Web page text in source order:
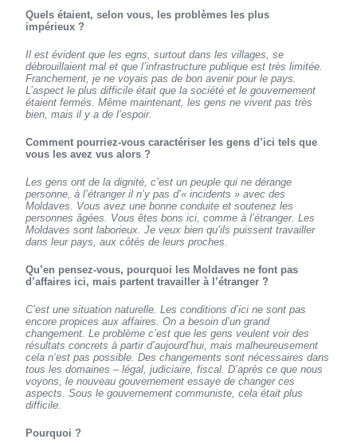
Quels étaient, selon vous, les problèmes les plus
impérieux ?
Il est évident que les egns, surtout dans les villages, se
débrouillaient mal et que l’infrastructure publique est très limitée.
Franchement, je ne voyais pas de bon avenir pour le pays.
L’aspect le plus difficile était que la société et le gouvernement
étaient fermés. Même maintenant, les gens ne vivent pas très
bien, mais il y a de l’espoir.
Comment pourriez-vous caractériser les gens d’ici tels que
vous les avez vus alors ?
Les gens ont de la dignité, c’est un peuple qui ne dérange
personne, à l’étranger il n’y pas d’« incidents » avec des
Moldaves. Vous avez une bonne conduite et soutenez les
personnes âgées. Vous êtes bons ici, comme à l’étranger. Les
Moldaves sont laborieux. Je veux bien qu’ils puissent travailler
dans leur pays, aux côtés de leurs proches.
Qu’en pensez-vous, pourquoi les Moldaves ne font pas
d’affaires ici, mais partent travailler à l’étranger ?
C’est une situation naturelle. Les conditions d’ici ne sont pas
encore propices aux affaires. On a besoin d’un grand
changement. Le problème c’est que les gens veulent voir des
résultats concrets à partir d’aujourd’hui, mais malheureusement
cela n‘est pas possible. Des changements sont nécessaires dans
tous les domaines – légal, judiciaire, fiscal. D’après ce que nous
voyons, le nouveau gouvernement essaye de changer ces
aspects. Sous le gouvernement communiste, cela était plus
difficile.
Pourquoi ?